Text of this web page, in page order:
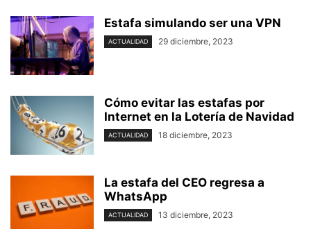
Estafa simulando ser una VPN
ACTUALIDAD 29 diciembre, 2023
Cómo evitar las estafas por
Internet en la Lotería de Navidad
ACTUALIDAD 18 diciembre, 2023
La estafa del CEO regresa a
WhatsApp
ACTUALIDAD 13 diciembre, 2023